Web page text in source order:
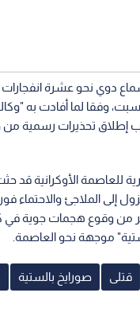
دوي نحو عشرة
وفقا لما أفادت به "وكالة
إطلاق تحذيرات رسمية
للعاصمة الأوكرانية
إلى الملاجئ والاحتماء
من وقوع هجمات جوية
موجهة نحو العاصمة.
قتلى صورايخ بالستية